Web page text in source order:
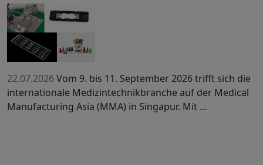
22.07.2026Vom 9. bis 11. September 2026 trifft sich die
internationale Medizintechnikbranche auf der Medical
Manufacturing Asia (MMA) in Singapur. Mit …